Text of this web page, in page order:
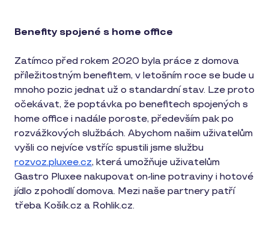
Benefity spojené s home office
Zatímco před rokem 2020 byla práce z domova
příležitostným benefitem, v letošním roce se bude u
mnoho pozic jednat už o standardní stav. Lze proto
očekávat, že poptávka po benefitech spojených s
home office i nadále poroste, především pak po
rozvážkových službách. Abychom našim uživatelům
vyšli co nejvíce vstříc spustili jsme službu
rozvoz.pluxee.cz, která umožňuje uživatelům
Gastro Pluxee nakupovat on-line potraviny i hotové
jídlo z pohodlí domova. Mezi naše partnery patří
třeba Košík.cz a Rohlik.cz.